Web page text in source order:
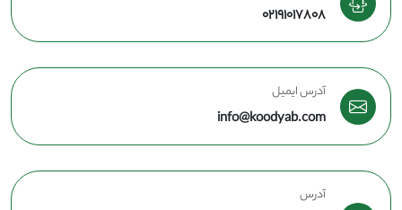
02191017808
آدرس ایمیل
info@koodyab.com
آدرس